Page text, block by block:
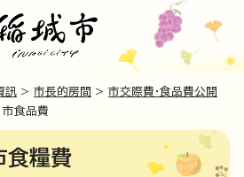
訊 > 市長的房間 > 市交際費・食品費公開
食品費
糧費